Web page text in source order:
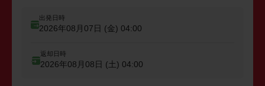
出発日時
2026年08月07日 (金) 04:00
返却日時
2026年08月08日 (土) 04:00